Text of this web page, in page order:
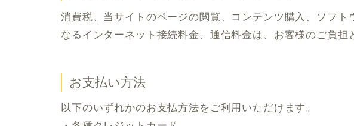
消費税、当サイトのページの閲覧、コンテンツ購入、ソフト
なるインターネット接続料金、通信料金は、お客様のご負担
お支払い方法
以下のいずれかのお支払方法をご利用いただけます。